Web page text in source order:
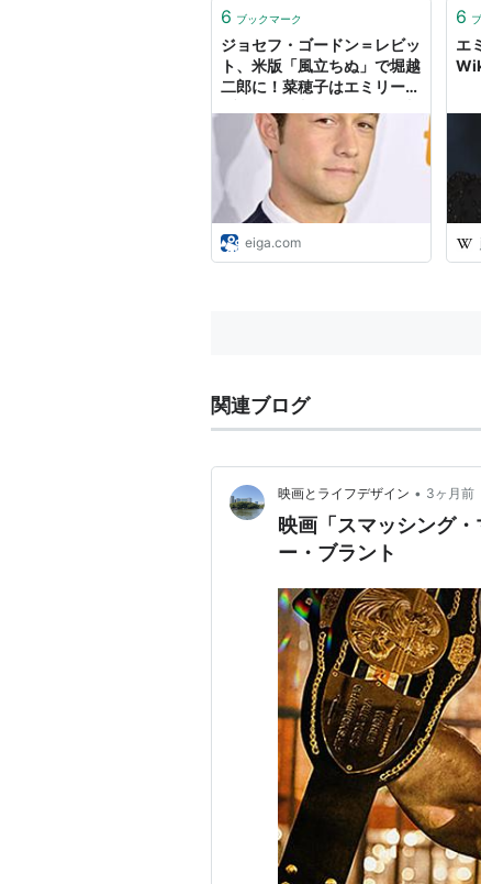
: 177回
この商品を含
名探偵ポ
出版社/メー
: 2人
この商品を
6 ブックマーク
ジョセフ・ゴードン＝レビッ
ト、米版「風立ちぬ」で堀越
二郎に！菜穂子はエミリー・
画.com
eiga.com
6
エ
関連ブログ
映画とライフデザイン • 3ヶ月前
映画「スマッシング
ー・ブラント